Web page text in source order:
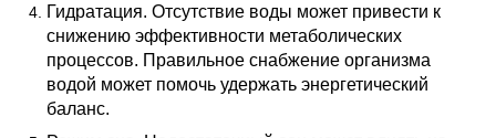
Гидратация. Отсутствие воды может привести к
снижению эффективности метаболических
процессов. Правильное снабжение организма
водой может помочь удержать энергетический
баланс.